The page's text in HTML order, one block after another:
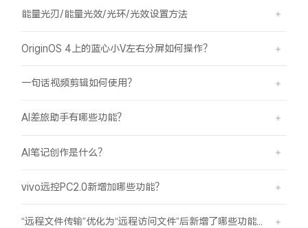
能量光刃/能量光效/光环/光效设置方法
OriginOS 4上的蓝心小V左右分屏如何操作？
一句话视频剪辑如何使用？
AI差旅助手有哪些功能？
AI笔记创作是什么？
vivo远控PC2.0新增加哪些功能？
“远程文件传输”优化为“远程访问文件”后新增了哪些功能？